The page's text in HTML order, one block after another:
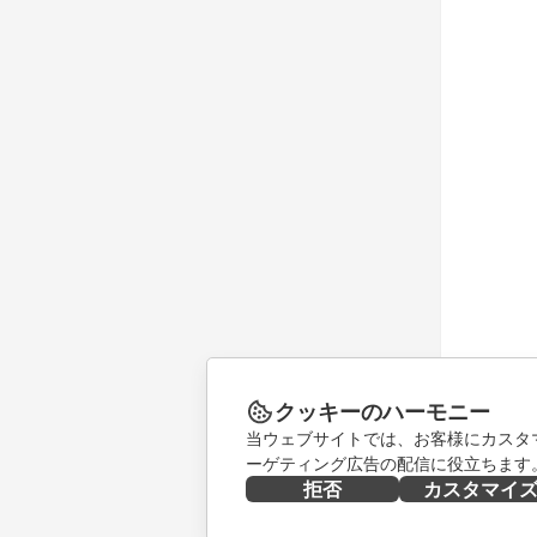
クッキーのハーモニー
当ウェブサイトでは、お客様にカス
ーゲティング広告の配信に役立ちま
拒否 カスタマイズ